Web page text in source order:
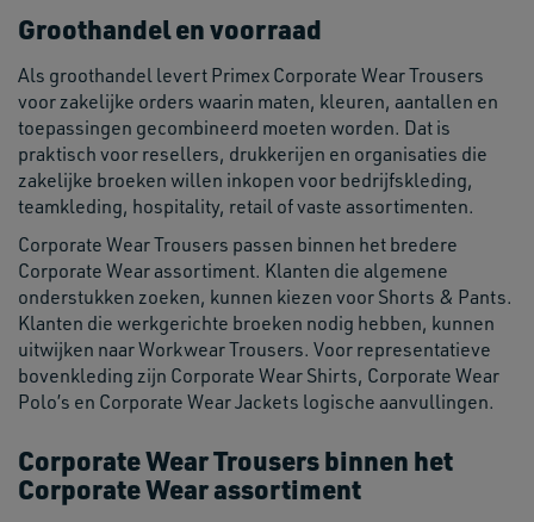
Groothandel en voorraad
Als groothandel levert Primex Corporate Wear Trousers
voor zakelijke orders waarin maten, kleuren, aantallen en
toepassingen gecombineerd moeten worden. Dat is
praktisch voor resellers, drukkerijen en organisaties die
zakelijke broeken willen inkopen voor bedrijfskleding,
teamkleding, hospitality, retail of vaste assortimenten.
Corporate Wear Trousers passen binnen het bredere
Corporate Wear assortiment. Klanten die algemene
onderstukken zoeken, kunnen kiezen voor Shorts & Pants.
Klanten die werkgerichte broeken nodig hebben, kunnen
uitwijken naar Workwear Trousers. Voor representatieve
bovenkleding zijn Corporate Wear Shirts, Corporate Wear
Polo’s en Corporate Wear Jackets logische aanvullingen.
Corporate Wear Trousers binnen het
Corporate Wear assortiment